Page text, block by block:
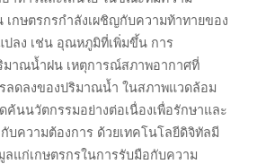
เกษตรกรกำลังเผชิญกับความท้าทายของ
ปลง เช่น อุณหภูมิที่เพิ่มขึ้น การ
มาณน้ำฝน เหตุการณ์สภาพอากาศที่
ลดลงของปริมาณน้ำ ในสภาพแวดล้อม
ค้นนวัตกรรมอย่างต่อเนื่องเพื่อรักษาและ
บความต้องการ ด้วยเทคโนโลยีดิจิทัลมี
แก่เกษตรกรในการรับมือกับความ